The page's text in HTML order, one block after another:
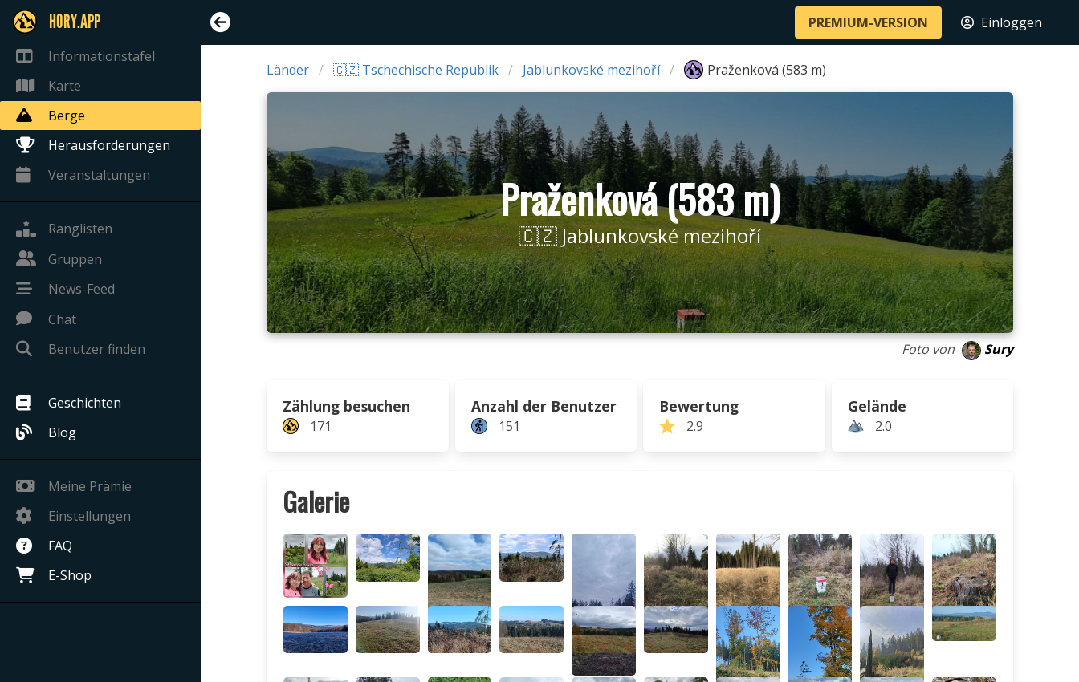
HORY.APP
Informationstafel
Karte
Berge
Herausforderungen
Veranstaltungen
Ranglisten
Gruppen
News-Feed
Chat
Benutzer finden
Geschichten
Blog
Meine Prämie
Einstellungen
FAQ
E-Shop
PREMIUM-VERSION Einloggen
Länder 🇨🇿 Tschechische Republik Jablunkovské mezihoří Praženková (583 m)
Praženková (583 m)
🇨🇿 Jablunkovské mezihoří
Foto von Sury
Zählung besuchen
171
Anzahl der Benutzer
151
Bewertung
2.9
Gelände
2.0
Galerie